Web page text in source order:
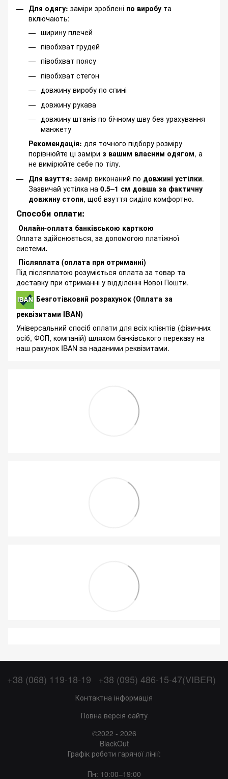
Для одягу: заміри зроблені по виробу та
включають:
ширину плечей
півобхват грудей
півобхват поясу
півобхват стегон
довжину виробу по спині
довжину рукава
довжину штанів по бічному шву без урахування
манжету
Рекомендація: для точного підбору розміру
порівнюйте ці заміри з вашим власним одягом, а
не вимірюйте себе по тілу.
Для взуття: замір виконаний по довжині устілки.
Зазвичай устілка на 0.5–1 см довша за фактичну
довжину стопи, щоб взуття сиділо комфортно.
Способи оплати:
Онлайн-оплата банківською карткою
Оплата здійснюється, за допомогою платіжної
системи.
Післяплата (оплата при отриманні)
Під післяплатою розуміється оплата за товар та
доставку при отриманні у відділенні Нової Пошти.
Безготівковий розрахунок (Оплата за
реквізитами IBAN)
Універсальний спосіб оплати для всіх клієнтів (фізичних
осіб, ФОП, компаній) шляхом банківського переказу на
наш рахунок IBAN за наданими реквізитами.
+38 (068) 119-18-19 +38 (095) 486-15-47(VIBER)
Контактна інформація
Повна версія сайту
©2022 - 2026
BlackOut
Графік роботи гарячої лінії:
Пн: 10:00–19:00